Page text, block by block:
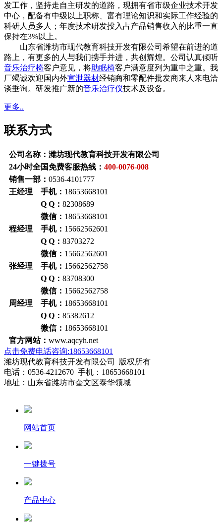
发工作，坚持走自主研发的道路，现拥有省市级企业技术开发
中心，配备有中级以上职称、富有理论知识和实际工作经验的
科研人员多人；年度技术研发投入占产品销售收入的比重一直
保持在3%以上。
山东省潍坊市现代教育科技开发有限公司希望在前进的道
路上，有更多的人与我们携手并进，共创辉煌。公司认真倾听
音乐治疗椅客户意见，将助眠椅客户满意度列为重中之重。我
厂竭诚欢迎国内外宣泄器材经销商和零配件批发商来人来电洽
谈垂询。研发推广新的音乐治疗仪技术及设备。
更多..
联系方式
公司名称：潍坊现代教育科技开发有限公司
24小时全国免费客服热线： 400-0076-008
销售一部： 0536-4101777
王经理 手机： 18653668101
Q Q： 82308689
微信： 18653668101
程经理 手机： 15662562601
Q Q： 83703272
微信： 15662562601
张经理 手机： 15662562758
Q Q： 83708300
微信： 15662562758
周经理 手机： 18653668101
Q Q： 85382612
微信： 18653668101
官方网站： www.aqcyh.net
点击免费电话咨询:18653668101
潍坊现代教育科技开发有限公司 版权所有
电话：0536-4212670 手机：18653668101
地址：山东省潍坊市奎文区泰华领域
网站首页
一键拨号
产品中心